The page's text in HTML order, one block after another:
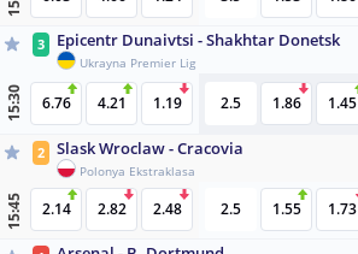
3 Epicentr Dunaivtsi - Shakhtar Donetsk
Ukrayna Premier Lig
15:30 6.76 4.21 1.19 2.5 1.86 1.45
2 Slask Wroclaw - Cracovia
Polonya Ekstraklasa
15:45 2.14 2.82 2.48 2.5 1.55 1.73